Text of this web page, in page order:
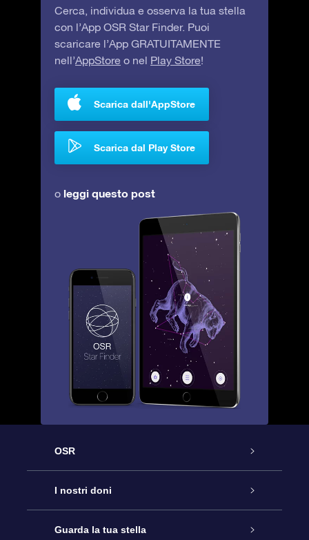
Cerca, individua e osserva la tua stella
con l’App OSR Star Finder. Puoi
scaricare l’App GRATUITAMENTE
nell’AppStore o nel Play Store!
Scarica dall'AppStore
Scarica dal Play Store
o leggi questo post
OSR
Assistenza
Contattaci
I nostri doni
Online Star Gift
Guarda la tua stella